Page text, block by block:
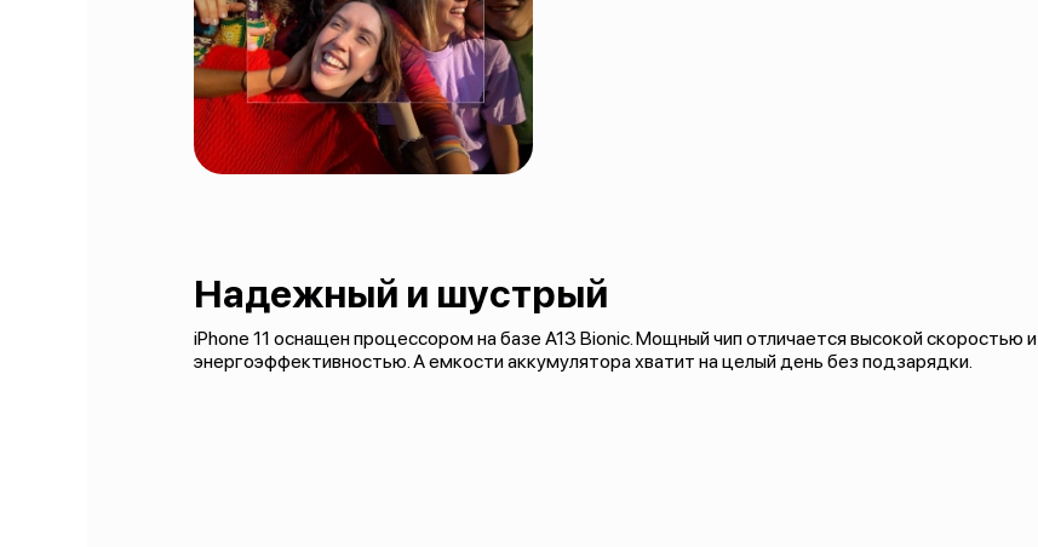
Надежный и шустрый
iPhone 11 оснащен процессором на базе A13 Bionic. Мощный чип отличается высокой скоростью и
энергоэффективностью. А емкости аккумулятора хватит на целый день без подзарядки.